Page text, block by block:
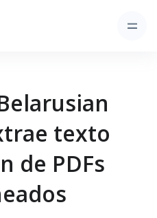
texto
de PDFs